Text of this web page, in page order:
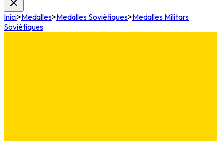
Inici>Medalles>Medalles Soviètiques>Medalles Militars
Soviètiques